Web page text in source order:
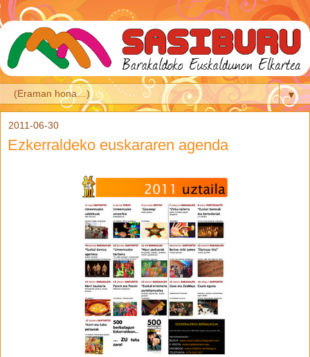
▼
2011-06-30
Ezkerraldeko euskararen agenda